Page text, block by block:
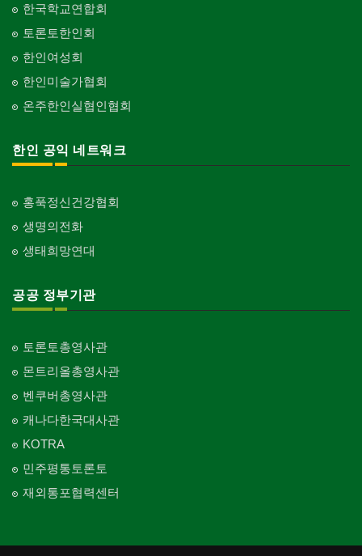
한국학교연합회
토론토한인회
한인여성회
한인미술가협회
온주한인실협인협회
한인 공익 네트워크
홍푹정신건강협회
생명의전화
생태희망연대
공공 정부기관
토론토총영사관
몬트리올총영사관
벤쿠버총영사관
캐나다한국대사관
KOTRA
민주평통토론토
재외통포협력센터